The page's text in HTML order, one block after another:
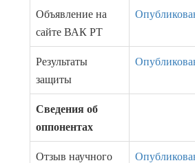
Объявление на
сайте ВАК РТ
Результаты
защиты
Сведения об
оппонентах
Отзыв научного